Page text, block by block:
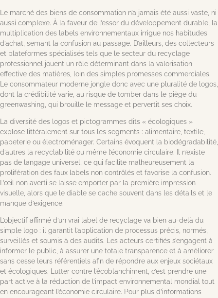
Le marché des biens de consommation n’a jamais été aussi vaste, ni
aussi complexe. À la faveur de l’essor du développement durable, la
multiplication des labels environnementaux irrigue nos habitudes
d’achat, semant la confusion au passage. D’ailleurs, des collecteurs
et plateformes spécialisés tels que le secteur du recyclage
professionnel jouent un rôle déterminant dans la valorisation
effective des matières, loin des simples promesses commerciales.
Le consommateur moderne jongle donc avec une pluralité de logos,
dont la crédibilité varie, au risque de tomber dans le piège du
greenwashing, qui brouille le message et pervertit ses choix.
La diversité des logos et pictogrammes dits « écologiques »
explose littéralement sur tous les segments : alimentaire, textile,
papeterie ou électroménager. Certains évoquent la biodégradabilité,
d’autres la recyclabilité ou même l’économie circulaire. Il n’existe
pas de langage universel, ce qui facilite malheureusement la
prolifération des faux labels non contrôlés et favorise la confusion.
L’œil non averti se laisse emporter par la première impression
visuelle, alors que le diable se cache souvent dans les détails et le
manque d’exigence.
L’objectif affirmé d’un vrai label de recyclage va bien au-delà du
simple logo : il garantit l’application de processus précis, normés,
surveillés et soumis à des audits. Les acteurs certifiés s’engagent à
informer le public, à assurer une totale transparence et à améliorer
sans cesse leurs référentiels afin de répondre aux enjeux sociétaux
et écologiques. Lutter contre l’écoblanchiment, c’est prendre une
part active à la réduction de l’impact environnemental mondial tout
en encourageant l’économie circulaire. Pour plus d’informations